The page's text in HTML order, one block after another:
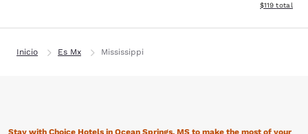
Ver detalles
$119 total
Inicio Es Mx Mississippi
Stay with Choice Hotels in Ocean Springs, MS to make the most of your